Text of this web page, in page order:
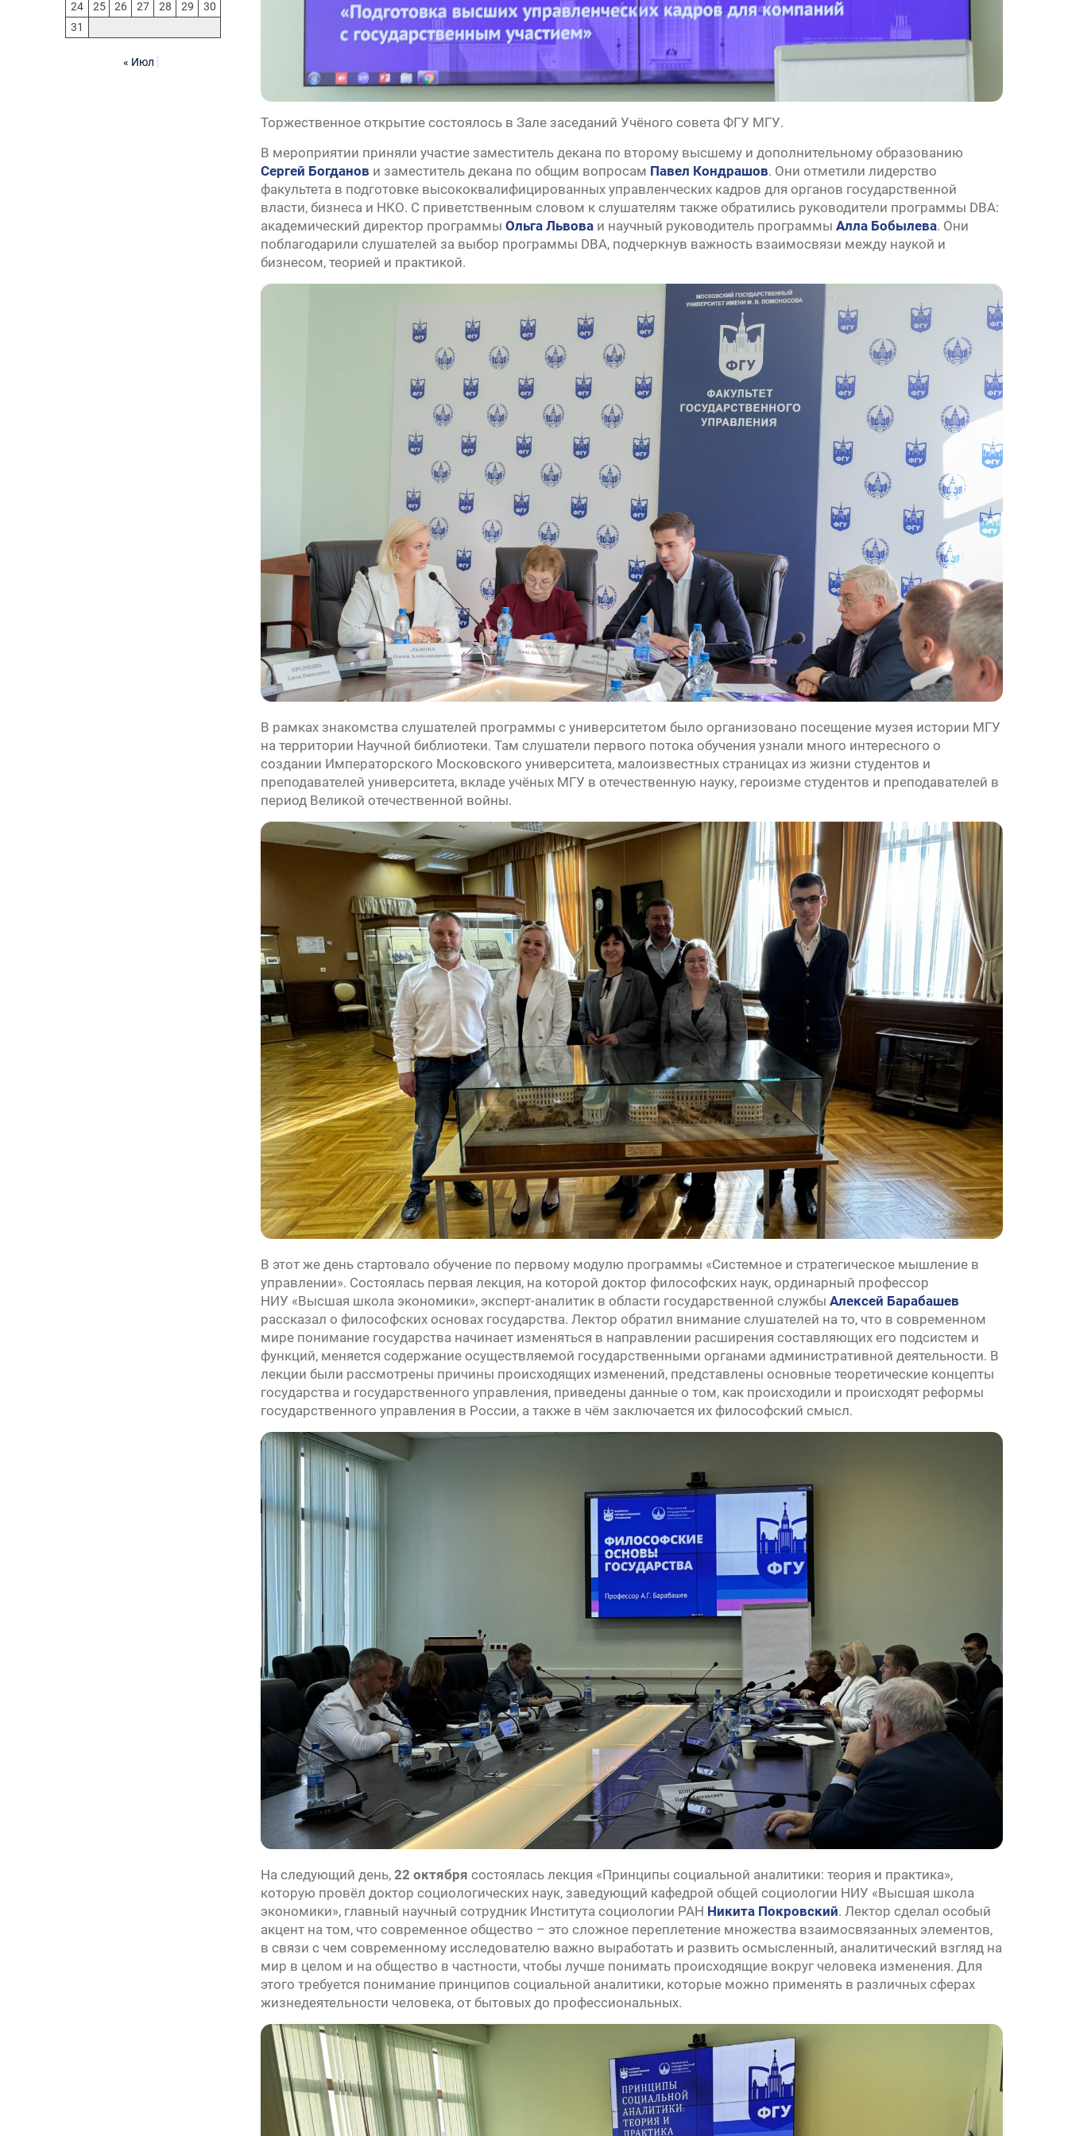
Торжественное открытие состоялось в Зале заседаний Учёного совета ФГУ МГУ.
В мероприятии приняли участие заместитель декана по второму высшему и дополнительному образованию
Сергей Богданов и заместитель декана по общим вопросам Павел Кондрашов. Они отметили лидерство
факультета в подготовке высококвалифицированных управленческих кадров для органов государственной
власти, бизнеса и НКО. С приветственным словом к слушателям также обратились руководители программы DBA:
академический директор программы Ольга Львова и научный руководитель программы Алла Бобылева. Они
поблагодарили слушателей за выбор программы DBA, подчеркнув важность взаимосвязи между наукой и
бизнесом, теорией и практикой.
В рамках знакомства слушателей программы с университетом было организовано посещение музея истории МГУ
на территории Научной библиотеки. Там слушатели первого потока обучения узнали много интересного о
создании Императорского Московского университета, малоизвестных страницах из жизни студентов и
преподавателей университета, вкладе учёных МГУ в отечественную науку, героизме студентов и преподавателей в
период Великой отечественной войны.
В этот же день стартовало обучение по первому модулю программы «Системное и стратегическое мышление в
управлении». Состоялась первая лекция, на которой доктор философских наук, ординарный профессор
НИУ «Высшая школа экономики», эксперт-аналитик в области государственной службы Алексей Барабашев
рассказал о философских основах государства. Лектор обратил внимание слушателей на то, что в современном
мире понимание государства начинает изменяться в направлении расширения составляющих его подсистем и
функций, меняется содержание осуществляемой государственными органами административной деятельности. В
лекции были рассмотрены причины происходящих изменений, представлены основные теоретические концепты
государства и государственного управления, приведены данные о том, как происходили и происходят реформы
государственного управления в России, а также в чём заключается их философский смысл.
На следующий день, 22 октября состоялась лекция «Принципы социальной аналитики: теория и практика»,
которую провёл доктор социологических наук, заведующий кафедрой общей социологии НИУ «Высшая школа
экономики», главный научный сотрудник Института социологии РАН Никита Покровский. Лектор сделал особый
акцент на том, что современное общество – это сложное переплетение множества взаимосвязанных элементов,
в связи с чем современному исследователю важно выработать и развить осмысленный, аналитический взгляд на
мир в целом и на общество в частности, чтобы лучше понимать происходящие вокруг человека изменения. Для
этого требуется понимание принципов социальной аналитики, которые можно применять в различных сферах
жизнедеятельности человека, от бытовых до профессиональных.
24
25 26 27 28 29
30
31
« Июл